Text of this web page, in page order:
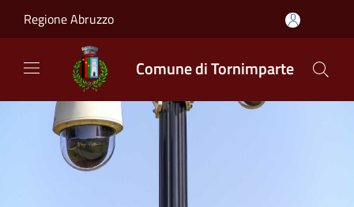
Regione Abruzzo
Comune di Tornimparte